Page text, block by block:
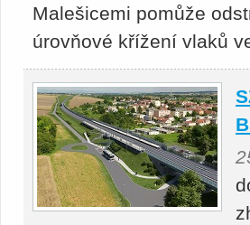
Malešicemi pomůže
úrovňové křížení vlaků